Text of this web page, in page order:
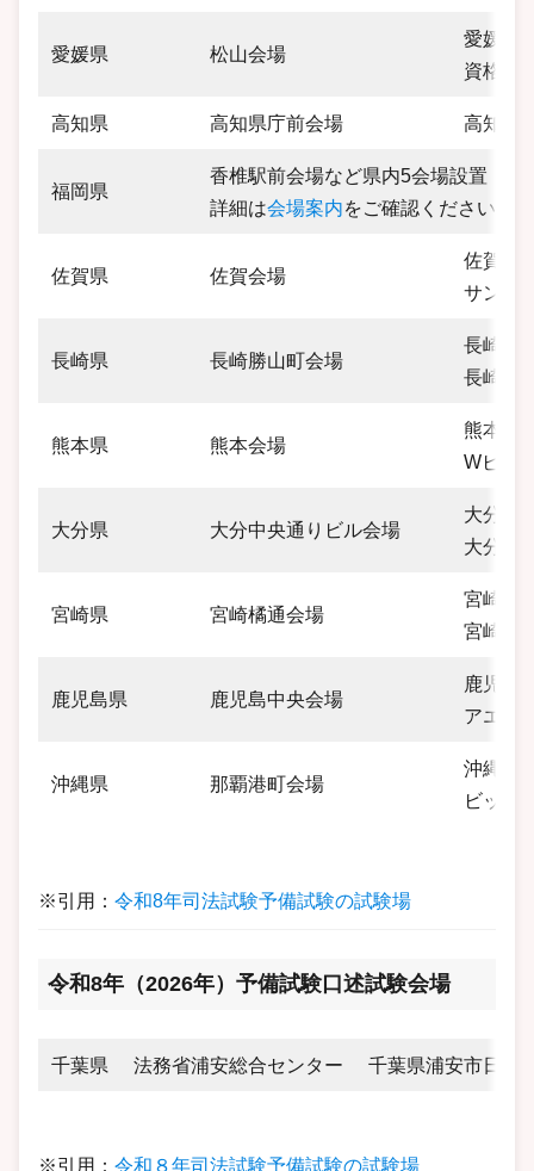
愛媛県 松山会場
愛媛県
資格の
高知県 高知県庁前会場 高知県
福岡県
香椎駅前会場など県内5会場設置
詳細は会場案内をご確認ください。
佐賀県 佐賀会場
佐賀県
サンシ
長崎県 長崎勝山町会場
長崎県
長崎勝
熊本県 熊本会場
熊本県
Wビル
大分県 大分中央通りビル会場
大分県
大分中
宮崎県 宮崎橘通会場
宮崎県
宮崎プ
鹿児島県 鹿児島中央会場
鹿児島
アエー
沖縄県 那覇港町会場
沖縄県
ビッグ
※引用： 令和8年司法試験予備試験の試験場
令和8年（2026年）予備試験口述試験会場
千葉県 法務省浦安総合センター 千葉県浦安市日の
※引用： 令和８年司法試験予備試験の試験場